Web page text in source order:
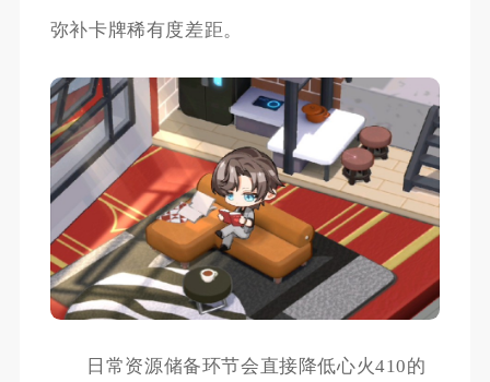
弥补卡牌稀有度差距。
日常资源储备环节会直接降低心火410的